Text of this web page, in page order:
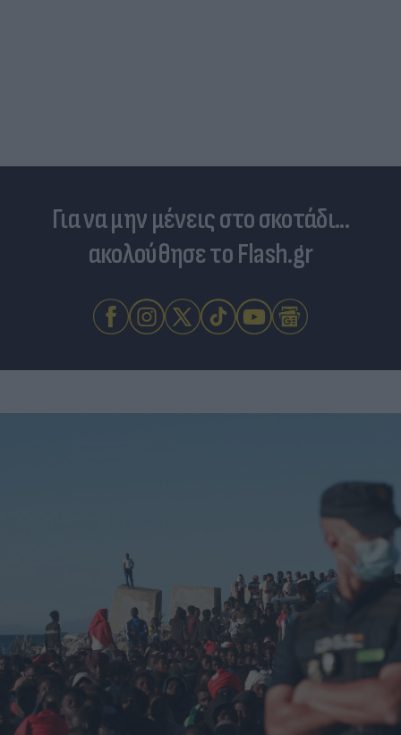
Για να μην μένεις στο σκοτάδι...
ακολούθησε το Flash.gr